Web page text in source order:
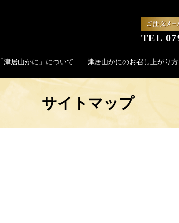
TEL
「津居山かに」について 津居山かにのお召し上がり方
サイトマップ